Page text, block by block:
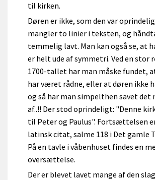
til kirken.
Døren er ikke, som den var
mangler to linier i teksten, og
temmelig lavt. Man kan også se, at
er helt ude af symmetri. Ved en stor
1700-tallet har man måske fundet,
har været rådne, eller at døren ikke
og så har man simpelthen savet det
af..!! Der stod oprindeligt: "Denne
til Peter og Paulus". Fortsættelsen
latinsk citat, salme 118 i Det gamle
På en tavle i våbenhuset findes en
oversættelse.
Der er blevet lavet mange af den